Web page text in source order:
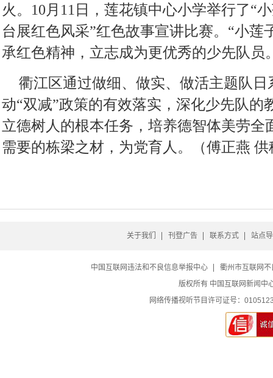
火。10月11日，莲花镇中心小学举行了“
台展红色风采”红色故事宣讲比赛。“小莲
承红色精神，立志成为更优秀的少先队员
衢江区通过做细、做实、做活主题队日
动“双减”政策的有效落实，深化少先队的
立德树人的根本任务，培养德智体美劳全
需要的栋梁之材，为党育人。（傅正燕 供